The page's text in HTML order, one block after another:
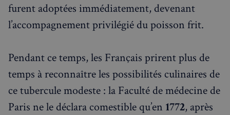
furent adoptées immédiatement, devenant
l’accompagnement privilégié du poisson frit.
Pendant ce temps, les Français prirent plus de
temps à reconnaître les possibilités culinaires de
ce tubercule modeste : la Faculté de médecine de
Paris ne le déclara comestible qu’en 1772, après